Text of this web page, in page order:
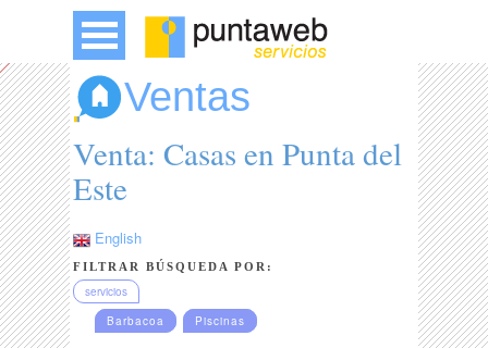
Ventas
Venta: Casas en Punta del
Este
English
FILTRAR BÚSQUEDA POR:
servicios
Barbacoa
Piscinas